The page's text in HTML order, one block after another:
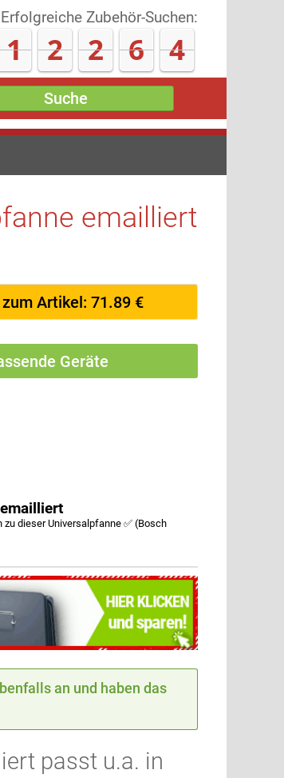
Erfolgreiche Zubehör-Suchen:
1 2 2 9 8
Suche
emailliert
Artikel: 71.89 €
Geräte
dieser Universalpfanne ✅ (Bosch
an und haben das
passt u.a. in